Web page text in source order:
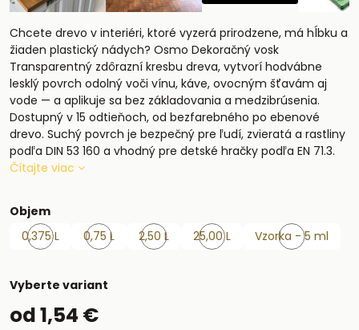
Chcete drevo v interiéri, ktoré vyzerá prirodzene, má hĺbku a
žiaden plastický nádych? Osmo Dekoračný vosk
Transparentný zdôrazní kresbu dreva, vytvorí hodvábne
lesklý povrch odolný voči vínu, káve, ovocným šťavám aj
vode — a aplikuje sa bez základovania a medzibrúsenia.
Dostupný v 15 odtieňoch, od bezfarebného po ebenové
drevo. Suchý povrch je bezpečný pre ľudí, zvieratá a rastliny
podľa DIN 53 160 a vhodný pre detské hračky podľa EN 71.3.
Čítajte viac
Objem
0,375 L
0,75 L
2,50 L
25,00 L
Vzorka - 5 ml
Vyberte variant
od 1,54 €